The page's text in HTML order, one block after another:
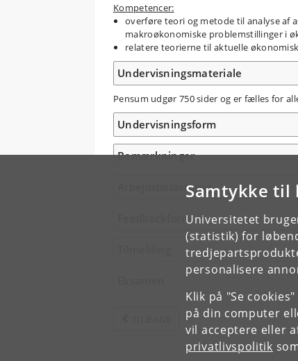
Samtykke til
Universitetet
(statistik) for
personalisere
Klik på "Se
på din computer
vil acceptere eller
privatlivspolitik
Kompetencer:
overføre teori og metode til analyse af
makroøkonomiske problemstillinger i
relatere teorierne til aktuelle
Undervisningsmateriale
Pensum udgør 750 sider og er fælles for
Undervisningsform
Bemærkninger
Arbejdsbelastning
Feedbackform